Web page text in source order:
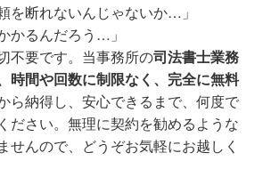
を断れないんじゃないか…」
かるんだろう…」
不要です。当事務所の司法書士業務
時間や回数に制限なく、完全に無料
ら納得し、安心できるまで、何度で
ださい。無理に契約を勧めるような
せんので、どうぞお気軽にお越しく